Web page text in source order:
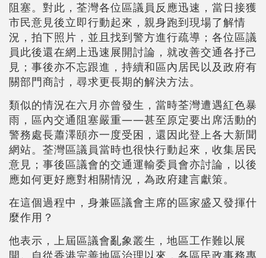
阻塞。對此，荃灣各位區議員反應迅速，當日接獲
市民意見後立即行動起來，親身跑到現場了解情
況，拍下照片，並且找到警方進行疏導；各位區議
員此後還在網上迅速展開討論，就改善交通各抒己
見；事後亦不忘跟進，持續和區內居民以及政府有
關部門商討，尋求更長期的解決方法。
類似的情況在六月亦曾發生，當時荃灣遭遇紅色暴
雨，區內交通阻塞嚴重——甚至原定要出席活動的
警務處長蕭澤頤亦一度受困，還因此登上各大新聞
網站。荃灣區議員當時也很快行動起來，收集居民
意見；事後區議會的交通運輸委員會亦討論，以後
應如何更好應對相關情況，為政府建言獻策。
在這個過程中，身兼區議會主席的區家盛又發揮什
麼作用？
他表示，上屆區議會亂象叢生，地區工作難以展
開。自從香港完善地區治理以來，各區民政事務專